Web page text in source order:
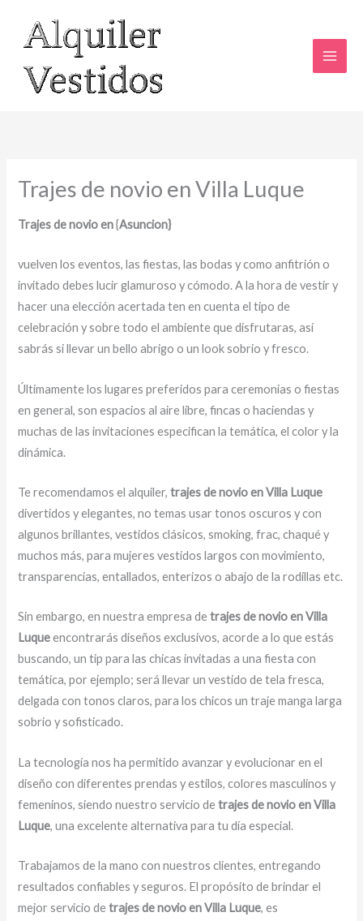
contenido
Trajes de novio en Villa Luque
Trajes de novio en{Asuncion}
vuelven los eventos, las fiestas, las bodas y como anfitrión o
invitado debes lucir glamuroso y cómodo. A la hora de vestir y
hacer una elección acertada ten en cuenta el tipo de
celebración y sobre todo el ambiente que disfrutaras, así
sabrás si llevar un bello abrigo o un look sobrio y fresco.
Últimamente los lugares preferidos para ceremonias o fiestas
en general, son espacios al aire libre, fincas o haciendas y
muchas de las invitaciones especifican la temática, el color y la
dinámica.
Te recomendamos el alquiler,trajes de novio en Villa Luque
divertidos y elegantes, no temas usar tonos oscuros y con
algunos brillantes, vestidos clásicos, smoking, frac, chaqué y
muchos más, para mujeres vestidos largos con movimiento,
transparencias, entallados, enterizos o abajo de la rodillas etc.
Sin embargo, en nuestra empresa detrajes de novio en Villa
Luqueencontrarás diseños exclusivos, acorde a lo que estás
buscando, un tip para las chicas invitadas a una fiesta con
temática, por ejemplo; será llevar un vestido de tela fresca,
delgada con tonos claros, para los chicos un traje manga larga
sobrio y sofisticado.
La tecnología nos ha permitido avanzar y evolucionar en el
diseño con diferentes prendas y estilos, colores masculinos y
femeninos, siendo nuestro servicio detrajes de novio en Villa
Luque, una excelente alternativa para tu día especial.
Trabajamos de la mano con nuestros clientes, entregando
resultados confiables y seguros. El propósito de brindar el
mejor servicio detrajes de novio en Villa Luque, es